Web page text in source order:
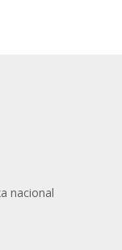
nacional